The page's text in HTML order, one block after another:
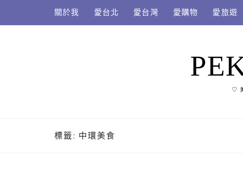
content
關於我 愛台北 愛台灣 愛購物 愛旅遊
♡
標籤: 中環美食